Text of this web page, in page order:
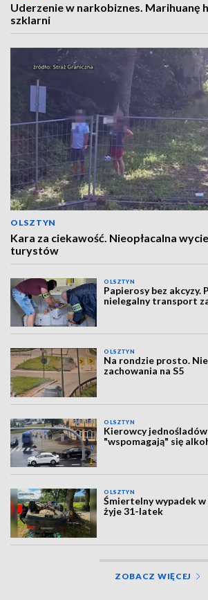
Uderzenie w narkobiznes. Marihuanę
szklarni
OLSZTYN
Kara za ciekawość. Nieopłacalna
turystów
OLSZTYN
Papierosy bez akcyzy.
nielegalny transport
OLSZTYN
Na rondzie prosto.
zachowania na S5
OLSZTYN
Kierowcy jednośladów
"wspomagają" się
OLSZTYN
Śmiertelny wypadek w
żyje 31-latek
ZOBACZ WIĘCEJ